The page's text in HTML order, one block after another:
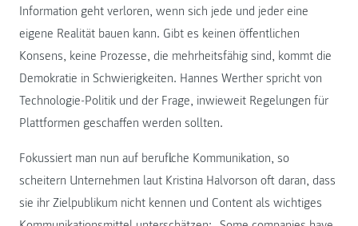
Information geht verloren, wenn sich jede und jeder eine
eigene Realität bauen kann. Gibt es keinen öffentlichen
Konsens, keine Prozesse, die mehrheitsfähig sind, kommt die
Demokratie in Schwierigkeiten. Hannes Werther spricht von
Technologie-Politik und der Frage, inwieweit Regelungen für
Plattformen geschaffen werden sollten.
Fokussiert man nun auf berufliche Kommunikation, so
scheitern Unternehmen laut Kristina Halvorson oft daran, dass
sie ihr Zielpublikum nicht kennen und Content als wichtiges